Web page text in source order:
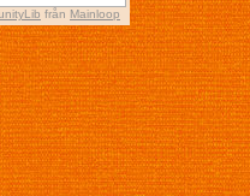
från Mainloop